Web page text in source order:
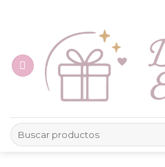
Buscar
por: